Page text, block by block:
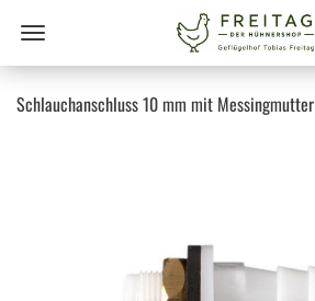
Schlauchanschluss 10 mm mit Messingmutter